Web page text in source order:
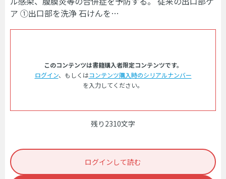
ア ①出口部を洗浄 石けんを…
このコンテンツは書籍購入者限定コンテンツです。
ログイン、もしくはコンテンツ購入時のシリアルナンバー
を入力してください。
残り2310文字
ログインして読む